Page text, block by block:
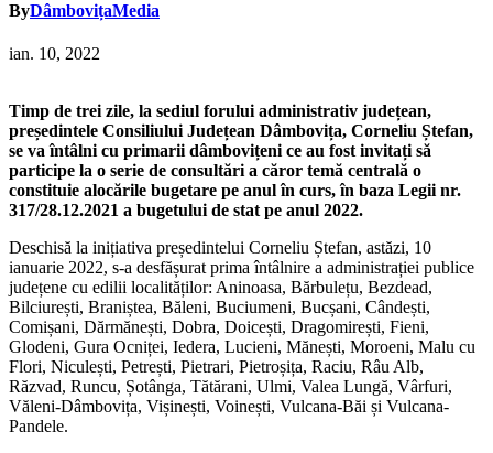
ByDâmbovițaMedia
ian. 10, 2022
Timp de trei zile, la sediul forului administrativ județean,
președintele Consiliului Județean Dâmbovița, Corneliu Ștefan,
se va întâlni cu primarii dâmbovițeni ce au fost invitați să
participe la o serie de consultări a căror temă centrală o
constituie alocările bugetare pe anul în curs, în baza Legii nr.
317/28.12.2021 a bugetului de stat pe anul 2022.
Deschisă la inițiativa președintelui Corneliu Ștefan, astăzi, 10
ianuarie 2022, s-a desfășurat prima întâlnire a administrației publice
județene cu edilii localităților: Aninoasa, Bărbulețu, Bezdead,
Bilciurești, Braniștea, Băleni, Buciumeni, Bucșani, Cândești,
Comișani, Dărmănești, Dobra, Doicești, Dragomirești, Fieni,
Glodeni, Gura Ocniței, Iedera, Lucieni, Mănești, Moroeni, Malu cu
Flori, Niculești, Petrești, Pietrari, Pietroșița, Raciu, Râu Alb,
Răzvad, Runcu, Șotânga, Tătărani, Ulmi, Valea Lungă, Vârfuri,
Văleni-Dâmbovița, Vișinești, Voinești, Vulcana-Băi și Vulcana-
Pandele.